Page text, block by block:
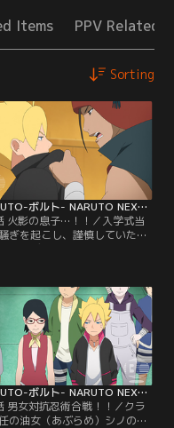
Items PPV Related
Sorting
BORUTO-ボルト- NARUTO NEXT GENERATIONS 第002話
火影の息子…！！／入学式当
ぎを起こし、謹慎していたボ
がアカデミーに初登校した。だ
けたボルトにクラスメイトの
たい。そんな中ボルトはクラ
トのひとり、結乃（ゆいの）
ベエにケンカを売られる。イワ
は優れた戦闘センスを持ちなが
素行の悪さが原因で…。【提
バンダイチャンネル】
BORUTO-ボルト- NARUTO NEXT GENERATIONS 第004話
男女対抗忍術合戦！！／クラ
の油女（あぶらめ）シノの提